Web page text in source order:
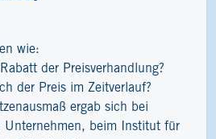
wie:
der Preisverhandlung?
der Preis im Zeitverlauf?
ergab sich bei
Unternehmen, beim Institut für